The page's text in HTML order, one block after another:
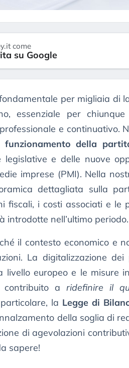
come
su Google
per migliaia di
essenziale per chiunque
e continuativo.
funzionamento della
e delle nuove
imprese (PMI). Nella
dettagliata sulla
fiscali, i costi associati e le
introdotte nell’ultimo periodo.
il contesto economico e
La digitalizzazione dei
livello europeo e le misure
contribuito a ridefinire il
la Legge di
della soglia di
di agevolazioni
sapere!
Kospi, mentre gli
30 luglio 2026